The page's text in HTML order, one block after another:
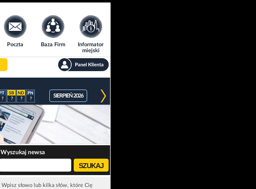
Poczta Baza Firm
Informator
miejski
? ? ? ?
SIERPIEŃ 2026
Wyszukaj newsa
Wpisz słowo lub kilka słów, które Cię